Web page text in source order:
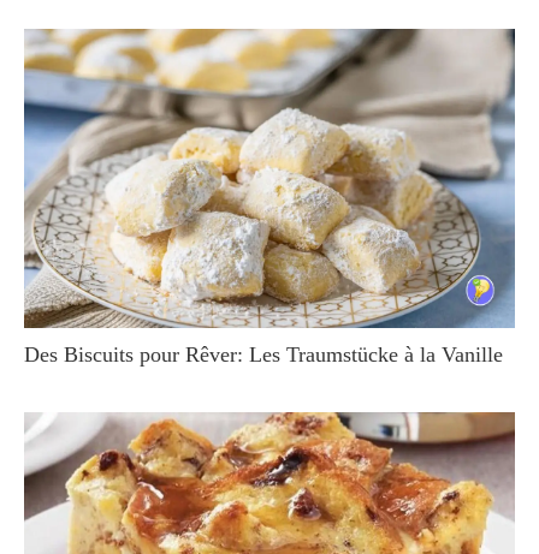
Des Biscuits pour Rêver: Les Traumstücke à la Vanille